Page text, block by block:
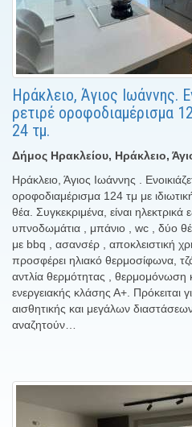
Ηράκλειο, Άγιος Ιωάννης.
ρετιρέ οροφοδιαμέρισμα
24 τμ.
Δήμος Ηρακλείου, Ηράκλειο,
Ηράκλειο, Άγιος Ιωάννης .
οροφοδιαμέρισμα 124 τμ με
θέα. Συγκεκριμένα, είναι
υπνοδωμάτια , μπάνιο , wc , δύο
με bbq , ασανσέρ , αποκλειστική
προσφέρει ηλιακό θερμοσίφωνα,
αντλία θερμότητας ,
ενεργειακής κλάσης Α+. Πρόκειται
αισθητικής και μεγάλων
αναζητούν…